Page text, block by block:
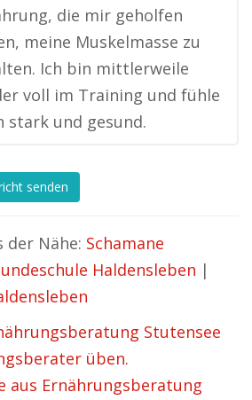
die mir geholfen
meine Muskelmasse zu
Ich bin mittlerweile
voll im Training und fühle
stark und gesund.
senden
der Nähe: Schamane
Haldensleben |
Stutensee
üben.
aus Ernährungsberatung